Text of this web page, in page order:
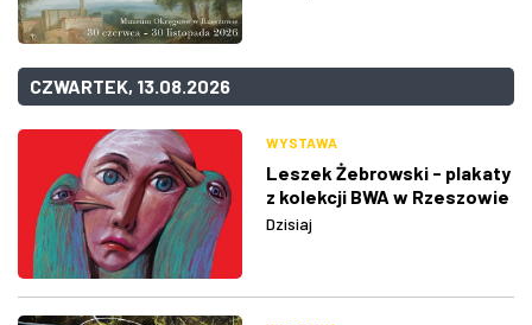
CZWARTEK, 13.08.2026
WYSTAWA
Leszek Żebrowski - plakaty
z kolekcji BWA w Rzeszowie
Dzisiaj